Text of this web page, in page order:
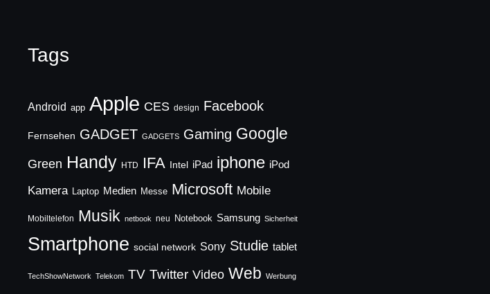
Tags
Android app Apple CES design Facebook
Fernsehen GADGET GADGETS Gaming Google
Green Handy HTD IFA Intel iPad iphone iPod
Kamera Laptop Medien Messe Microsoft Mobile
Mobiltelefon Musik netbook neu Notebook Samsung Sicherheit
Smartphone social network Sony Studie tablet
TechShowNetwork Telekom TV Twitter Video Web Werbung